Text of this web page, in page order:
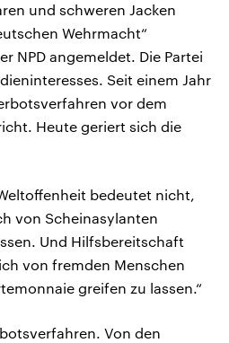
und schweren Jacken
Wehrmacht“
NPD angemeldet. Die Partei
Seit einem Jahr
vor dem
Heute geriert sich die
bedeutet nicht,
von Scheinasylanten
Und Hilfsbereitschaft
von fremden Menschen
greifen zu lassen.“
Von den